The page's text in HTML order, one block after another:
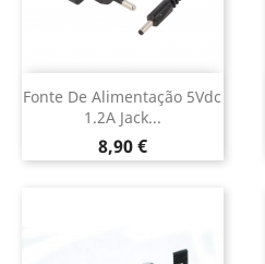
Fonte De Alimentação 5Vdc
1.2A Jack...
Preço
8,90 €